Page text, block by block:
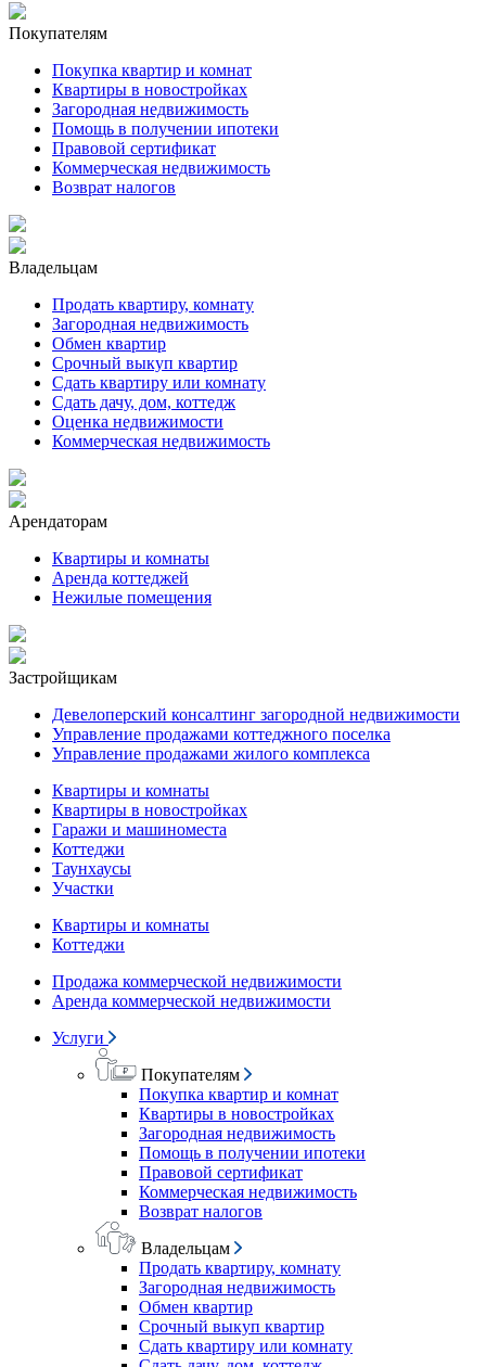
Покупателям
Покупка квартир и комнат
Квартиры в новостройках
Загородная недвижимость
Помощь в получении ипотеки
Правовой сертификат
Коммерческая недвижимость
Возврат налогов
Владельцам
Продать квартиру, комнату
Загородная недвижимость
Обмен квартир
Срочный выкуп квартир
Сдать квартиру или комнату
Сдать дачу, дом, коттедж
Оценка недвижимости
Коммерческая недвижимость
Арендаторам
Квартиры и комнаты
Аренда коттеджей
Нежилые помещения
Застройщикам
Девелоперский консалтинг загородной недвижимости
Управление продажами коттеджного поселка
Управление продажами жилого комплекса
Квартиры и комнаты
Квартиры в новостройках
Гаражи и машиноместа
Коттеджи
Таунхаусы
Участки
Квартиры и комнаты
Коттеджи
Продажа коммерческой недвижимости
Аренда коммерческой недвижимости
Услуги
Покупателям
Покупка квартир и комнат
Квартиры в новостройках
Загородная недвижимость
Помощь в получении ипотеки
Правовой сертификат
Коммерческая недвижимость
Возврат налогов
Владельцам
Продать квартиру, комнату
Загородная недвижимость
Обмен квартир
Срочный выкуп квартир
Сдать квартиру или комнату